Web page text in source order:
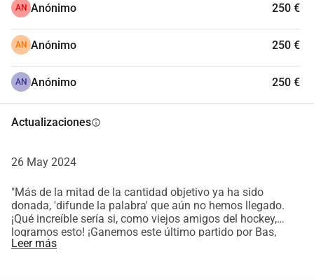
AN Anónimo 250 €
AN Anónimo 250 €
AN Anónimo 250 €
Actualizacionesinfo
26 May 2024
"Más de la mitad de la cantidad objetivo ya ha sido
donada, 'difunde la palabra' que aún no hemos llegado.
¡Qué increíble sería si, como viejos amigos del hockey,
logramos esto! ¡Ganemos este último partido por Bas,
Mats y Douwe!"
Leer más